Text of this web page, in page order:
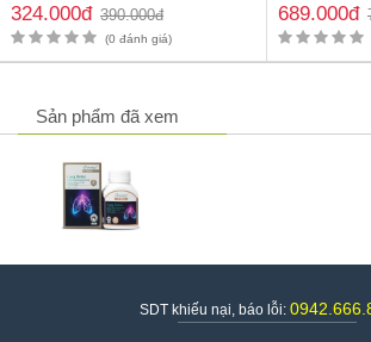
324.000đ 390.000đ
(0 đánh giá)
689.000đ
Sản phẩm đã xem
SDT khiếu nại, báo lỗi: